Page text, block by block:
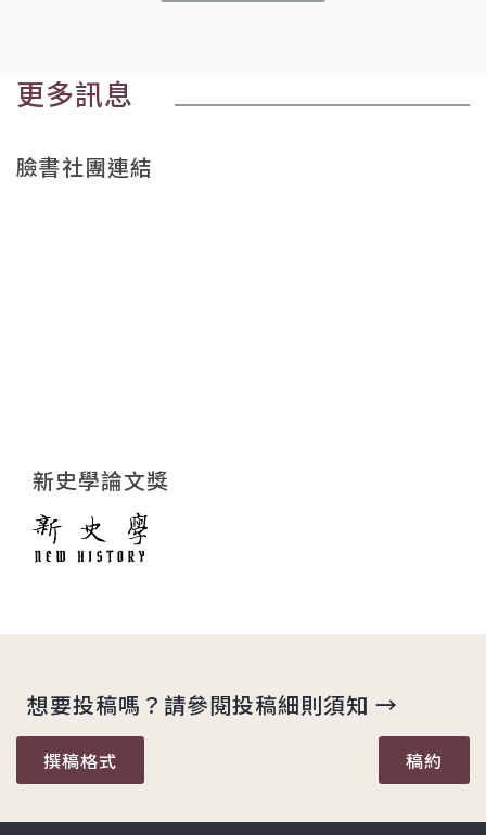
更多訊息
臉書社團連結
新史學論文獎
想要投稿嗎？請參閱投稿細則須知 →
撰稿格式 稿約